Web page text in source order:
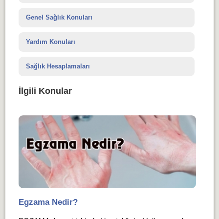
Genel Sağlık Konuları
Yardım Konuları
Sağlık Hesaplamaları
İlgili Konular
Egzama Nedir?